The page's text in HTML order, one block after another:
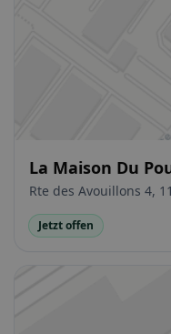
La Maison Du
Rte des Avouillons 4,
Jetzt offen